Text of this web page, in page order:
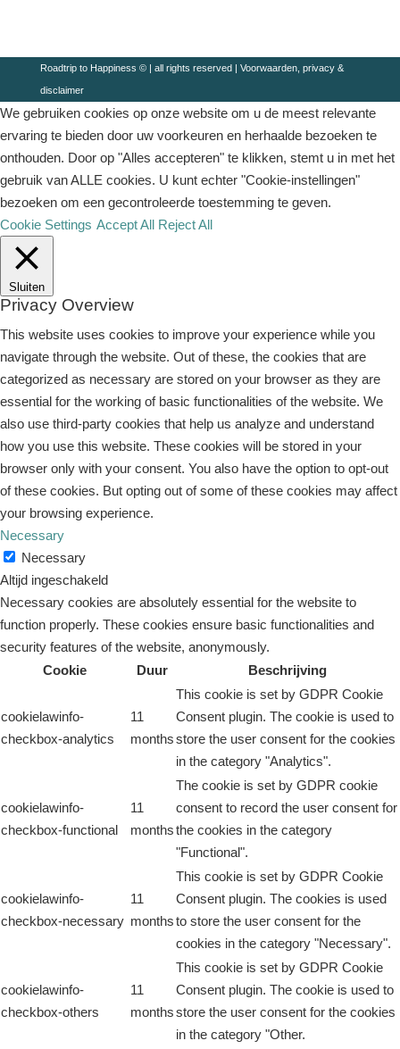
Roadtrip to Happiness © | all rights reserved | Voorwaarden, privacy &
disclaimer
We gebruiken cookies op onze website om u de meest relevante
ervaring te bieden door uw voorkeuren en herhaalde bezoeken te
onthouden. Door op "Alles accepteren" te klikken, stemt u in met het
gebruik van ALLE cookies. U kunt echter "Cookie-instellingen"
bezoeken om een ​​gecontroleerde toestemming te geven.
Cookie Settings Accept All Reject All
Sluiten
Privacy Overview
This website uses cookies to improve your experience while you
navigate through the website. Out of these, the cookies that are
categorized as necessary are stored on your browser as they are
essential for the working of basic functionalities of the website. We
also use third-party cookies that help us analyze and understand
how you use this website. These cookies will be stored in your
browser only with your consent. You also have the option to opt-out
of these cookies. But opting out of some of these cookies may affect
your browsing experience.
Necessary
Necessary
Altijd ingeschakeld
Necessary cookies are absolutely essential for the website to
function properly. These cookies ensure basic functionalities and
security features of the website, anonymously.
Cookie
Duur Beschrijving
cookielawinfo-
checkbox-analytics
11
months
This cookie is set by GDPR Cookie
Consent plugin. The cookie is used to
store the user consent for the cookies
in the category "Analytics".
cookielawinfo-
checkbox-functional
11
months
The cookie is set by GDPR cookie
consent to record the user consent for
the cookies in the category
"Functional".
cookielawinfo-
checkbox-necessary
11
months
This cookie is set by GDPR Cookie
Consent plugin. The cookies is used
to store the user consent for the
cookies in the category "Necessary".
cookielawinfo-
checkbox-others
11
months
This cookie is set by GDPR Cookie
Consent plugin. The cookie is used to
store the user consent for the cookies
in the category "Other.